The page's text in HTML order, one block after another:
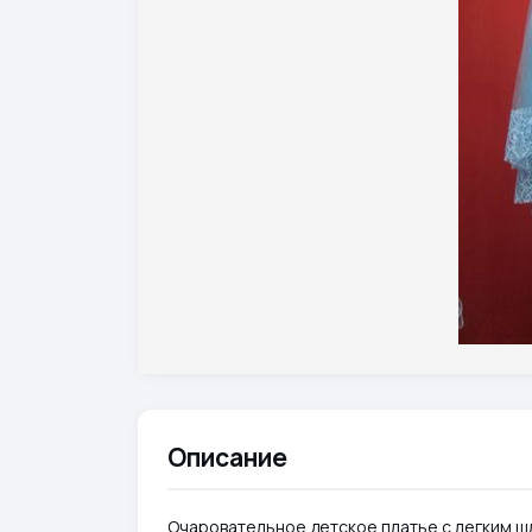
Описание
Очаровательное детское платье с легким